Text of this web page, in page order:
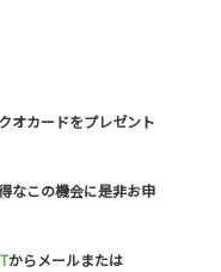
オカードをプレゼント
なこの機会に是非お申
からメールまたは